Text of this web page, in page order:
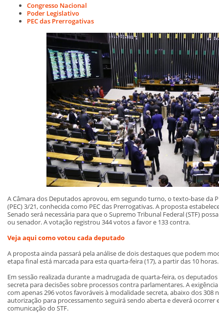
Congresso Nacional
Poder Legislativo
PEC das Prerrogativas
A Câmara dos Deputados aprovou, em segundo turno, o texto-base da
(PEC) 3/21, conhecida como PEC das Prerrogativas. A proposta
Senado será necessária para que o Supremo Tribunal Federal (STF)
ou senador. A votação registrou 344 votos a favor e 133 contra.
Veja aqui como votou cada deputado
A proposta ainda passará pela análise de dois destaques que podem
etapa final está marcada para esta quarta-feira (17), a partir das 10 horas.
Em sessão realizada durante a madrugada de quarta-feira, os
secreta para decisões sobre processos contra parlamentares. A
com apenas 296 votos favoráveis à modalidade secreta, abaixo dos 308
autorização para processamento seguirá sendo aberta e deverá ocorrer
comunicação do STF.